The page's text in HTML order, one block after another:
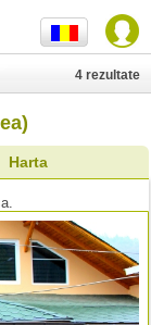
Harta
4 rezultate